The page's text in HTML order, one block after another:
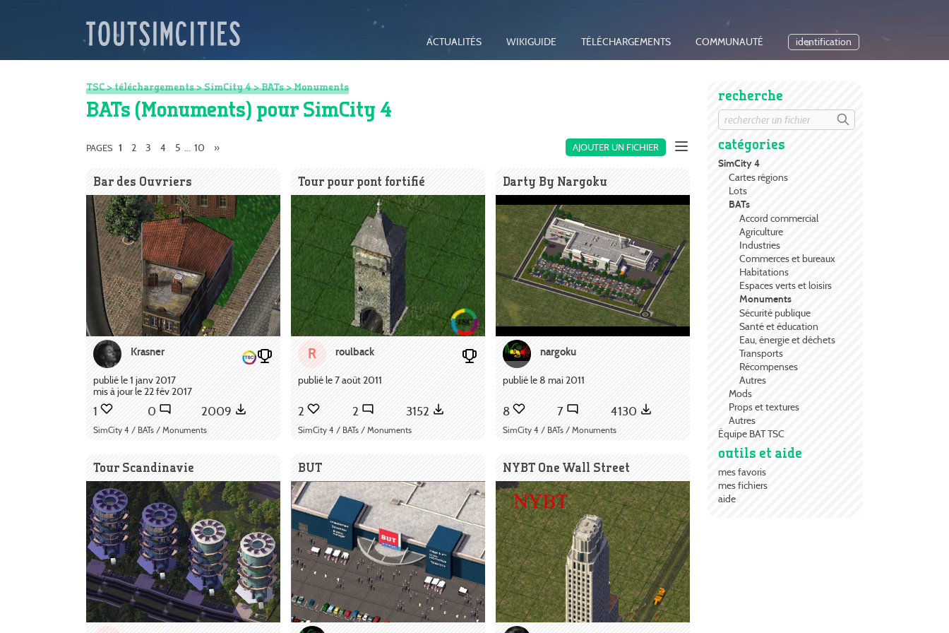
ACTUALITÉS WIKIGUIDE TÉLÉCHARGEMENTS COMMUNAUTÉ identification
recherche
catégories
SimCity 4
Cartes régions
Lots
BATs
Accord commercial
Agriculture
Industries
Commerces et bureaux
Habitations
Espaces verts et loisirs
Monuments
Sécurité publique
Santé et éducation
Eau, énergie et déchets
Transports
Récompenses
Autres
Mods
Props et textures
Autres
Équipe BAT TSC
outils et aide
mes favoris
mes fichiers
aide
TSC>téléchargements>SimCity 4>BATs>Monuments
BATs (Monuments) pour SimCity 4
AJOUTER UN FICHIER
PAGES 1 2 3 4 5 ... 10 »
Bar des Ouvriers
Krasner
publié le 1 janv 2017
mis à jour le 22 fév 2017
1 0 2009
SimCity 4 / BATs / Monuments
Tour pour pont fortifié
R roulback
publié le 7 août 2011
2 2 3152
SimCity 4 / BATs / Monuments
Darty By Nargoku
nargoku
publié le 8 mai 2011
8 7 4130
SimCity 4 / BATs / Monuments
Tour Scandinavie BUT NYBT One Wall Street